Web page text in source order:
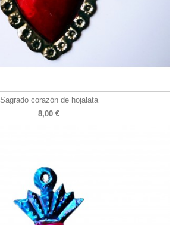
Sagrado corazón de hojalata
8,00 €